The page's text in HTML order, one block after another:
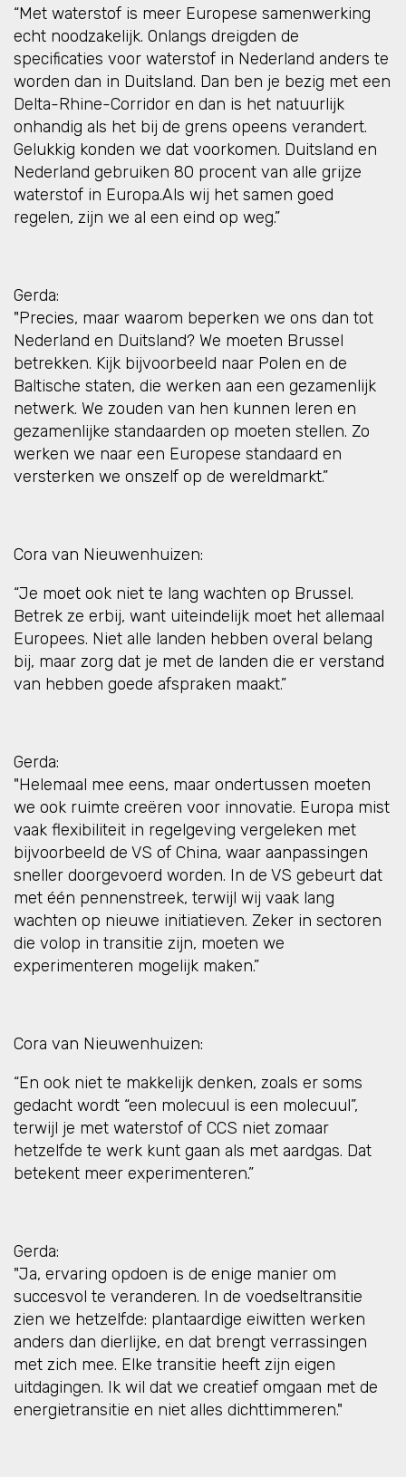
“Met waterstof is meer Europese samenwerking
echt noodzakelijk. Onlangs dreigden de
specificaties voor waterstof in Nederland anders te
worden dan in Duitsland. Dan ben je bezig met een
Delta-Rhine-Corridor en dan is het natuurlijk
onhandig als het bij de grens opeens verandert.
Gelukkig konden we dat voorkomen. Duitsland en
Nederland gebruiken 80 procent van alle grijze
waterstof in Europa.Als wij het samen goed
regelen, zijn we al een eind op weg.”
Gerda:
"Precies, maar waarom beperken we ons dan tot
Nederland en Duitsland? We moeten Brussel
betrekken. Kijk bijvoorbeeld naar Polen en de
Baltische staten, die werken aan een gezamenlijk
netwerk. We zouden van hen kunnen leren en
gezamenlijke standaarden op moeten stellen. Zo
werken we naar een Europese standaard en
versterken we onszelf op de wereldmarkt.”
Cora van Nieuwenhuizen:
“Je moet ook niet te lang wachten op Brussel.
Betrek ze erbij, want uiteindelijk moet het allemaal
Europees. Niet alle landen hebben overal belang
bij, maar zorg dat je met de landen die er verstand
van hebben goede afspraken maakt.”
Gerda:
"Helemaal mee eens, maar ondertussen moeten
we ook ruimte creëren voor innovatie. Europa mist
vaak flexibiliteit in regelgeving vergeleken met
bijvoorbeeld de VS of China, waar aanpassingen
sneller doorgevoerd worden. In de VS gebeurt dat
met één pennenstreek, terwijl wij vaak lang
wachten op nieuwe initiatieven. Zeker in sectoren
die volop in transitie zijn, moeten we
experimenteren mogelijk maken.”
Cora van Nieuwenhuizen:
“En ook niet te makkelijk denken, zoals er soms
gedacht wordt “een molecuul is een molecuul”,
terwijl je met waterstof of CCS niet zomaar
hetzelfde te werk kunt gaan als met aardgas. Dat
betekent meer experimenteren.”
Gerda:
"Ja, ervaring opdoen is de enige manier om
succesvol te veranderen. In de voedseltransitie
zien we hetzelfde: plantaardige eiwitten werken
anders dan dierlijke, en dat brengt verrassingen
met zich mee. Elke transitie heeft zijn eigen
uitdagingen. Ik wil dat we creatief omgaan met de
energietransitie en niet alles dichttimmeren."